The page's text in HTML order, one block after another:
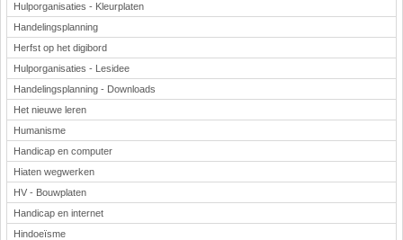
Hulporganisaties - Kleurplaten
Handelingsplanning
Herfst op het digibord
Hulporganisaties - Lesidee
Handelingsplanning - Downloads
Het nieuwe leren
Humanisme
Handicap en computer
Hiaten wegwerken
HV - Bouwplaten
Handicap en internet
Hindoeïsme